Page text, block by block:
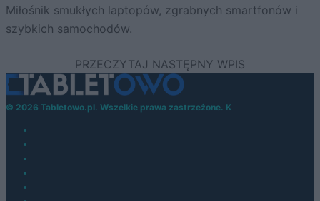
Miłośnik smukłych laptopów, zgrabnych smartfonów i
szybkich samochodów.
© 2026 Tabletowo.pl. Wszelkie prawa zastrzeżone. K